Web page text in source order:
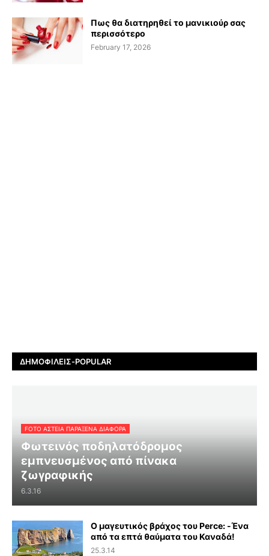
Πως θα διατηρηθεί το μανικιούρ σας
περισσότερο
February 17, 2026
ΔΗΜΟΦΙΛΕΊΣ-POPULAR
FOTO ΑΣΤΕΙΑ ΠΑΡΑΞΕΝΑ ΔΙΑΦΟΡΑ
Φωτεινός ποδηλατόδρομος
εμπνευσμένος από πίνακα
ζωγραφικής
6.3.16
Ο μαγευτικός βράχος του Perce: -Ένα
από τα επτά θαύματα του Καναδά!
25.3.14